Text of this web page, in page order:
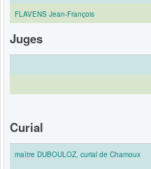
FLAVENS Jean-François
Juges
Curial
maître DUBOULOZ, curial de Chamoux